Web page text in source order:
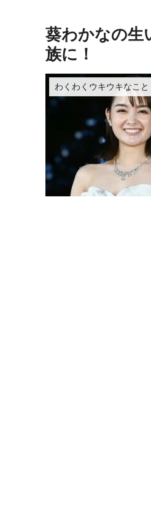
葵わかなの生
族に！
わくわくウキウキなこと